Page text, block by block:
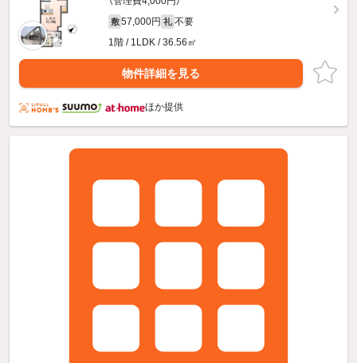
敷 57,000円 礼 不要
1階 / 1LDK / 36.56㎡
物件詳細を見る
ほか提供